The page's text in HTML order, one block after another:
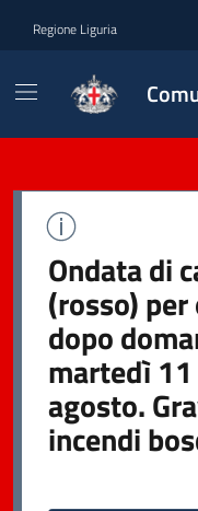
Regione Liguria
Ondata di
(rosso)
dopo
martedì
agosto.
incendi